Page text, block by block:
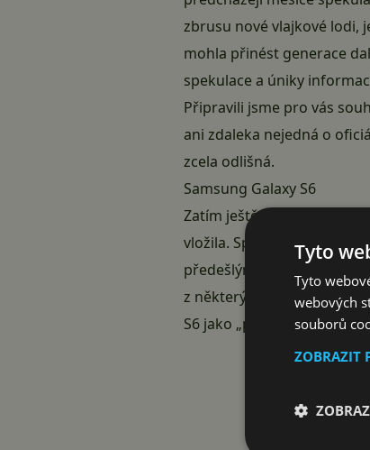
zbrusu nové vlajkové lodi,
mohla přinést generace
spekulace a úniky
Připravili jsme pro vás
ani zdaleka nejedná o
zcela odlišná.
Samsung Galaxy S6
Zatím ještě stále aktuální
vložila. Společnými
předešlým modelem,
z některých) svých chyb
S6 jako „project zero“.
Tyto
Tyto
webových
souborů
ZOBRAZIT